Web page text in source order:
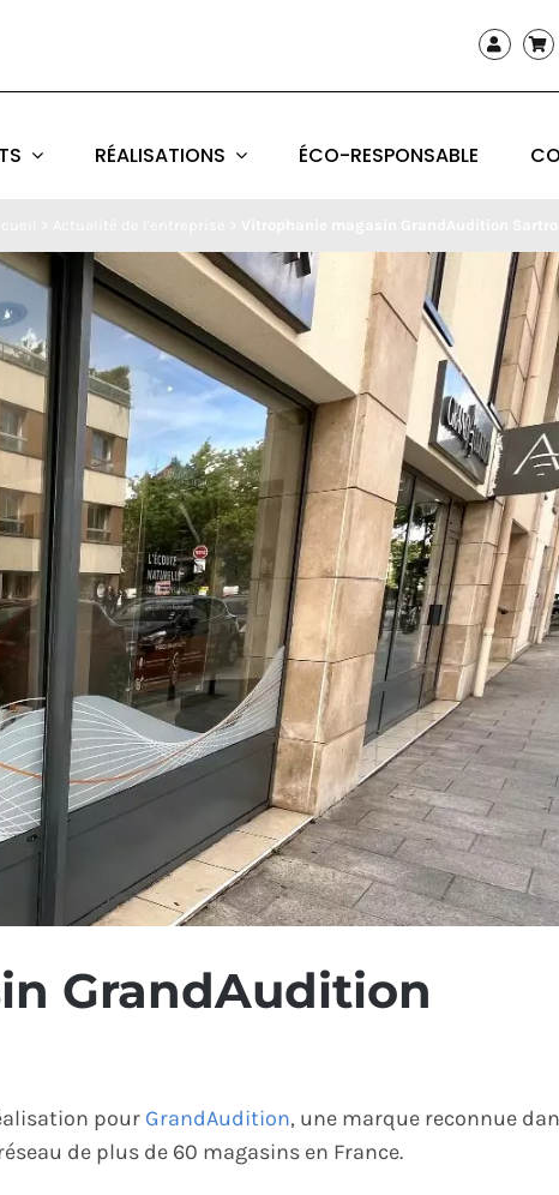
RÉALISATIONS ÉCO-RESPONSABLE
GrandAudition
pour GrandAudition, une marque reconnue
de plus de 60 magasins en France.